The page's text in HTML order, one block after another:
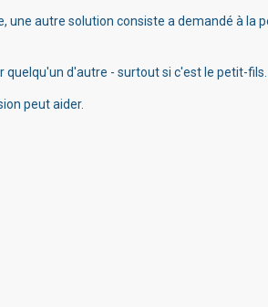
une autre solution consiste a demandé à la
d'autre - surtout si c'est le petit-fils.
peut aider.